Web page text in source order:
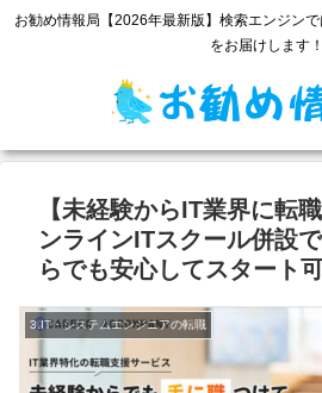
お勧め情報局【2026年最新版】検索エンジン
をお届けします！
【未経験からIT業界に転
ンラインITスクール併設
らでも安心してスタート
3.IT・システムエンジニアの転職